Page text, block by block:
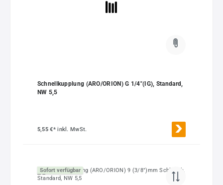
Schnellkupplung (ARO/ORION) G 1/4"(IG), Standard,
NW 5,5
5,55 €*inkl. MwSt.
Sofort verfügbar